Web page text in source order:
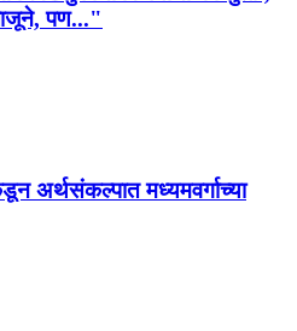
पण..."
अर्थसंकल्पात मध्यमवर्गाच्या